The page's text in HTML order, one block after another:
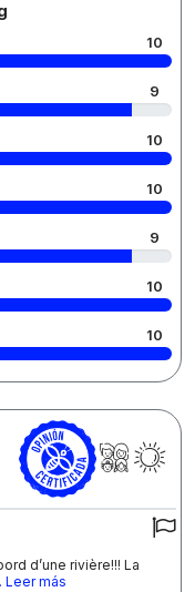
10
9
10
10
9
10
10
d’une rivière!!! La
Leer más